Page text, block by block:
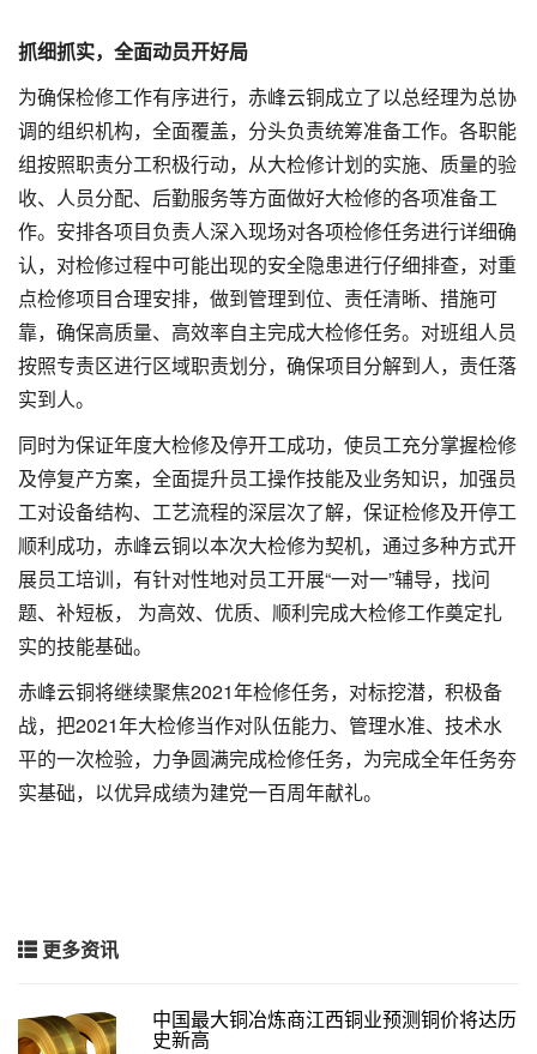
抓细抓实，全面动员开好局
为确保检修工作有序进行，赤峰云铜成立了以总经理为总协
调的组织机构，全面覆盖，分头负责统筹准备工作。各职能
组按照职责分工积极行动，从大检修计划的实施、质量的验
收、人员分配、后勤服务等方面做好大检修的各项准备工
作。安排各项目负责人深入现场对各项检修任务进行详细确
认，对检修过程中可能出现的安全隐患进行仔细排查，对重
点检修项目合理安排，做到管理到位、责任清晰、措施可
靠，确保高质量、高效率自主完成大检修任务。对班组人员
按照专责区进行区域职责划分，确保项目分解到人，责任落
实到人。
同时为保证年度大检修及停开工成功，使员工充分掌握检修
及停复产方案，全面提升员工操作技能及业务知识，加强员
工对设备结构、工艺流程的深层次了解，保证检修及开停工
顺利成功，赤峰云铜以本次大检修为契机，通过多种方式开
展员工培训，有针对性地对员工开展“一对一”辅导，找问
题、补短板， 为高效、优质、顺利完成大检修工作奠定扎
实的技能基础。
赤峰云铜将继续聚焦2021年检修任务，对标挖潜，积极备
战，把2021年大检修当作对队伍能力、管理水准、技术水
平的一次检验，力争圆满完成检修任务，为完成全年任务夯
实基础，以优异成绩为建党一百周年献礼。
更多资讯
中国最大铜冶炼商江西铜业预测铜价将达历
史新高